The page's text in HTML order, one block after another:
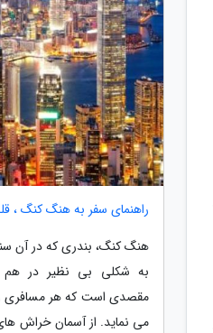
راهنمای سفر به هنگ کنگ ،
هنگ کنگ، بندری که در آن
به شکلی بی نظیر در هم
مقصدی است که هر مسافری
می نماید. از آسمان خراش های